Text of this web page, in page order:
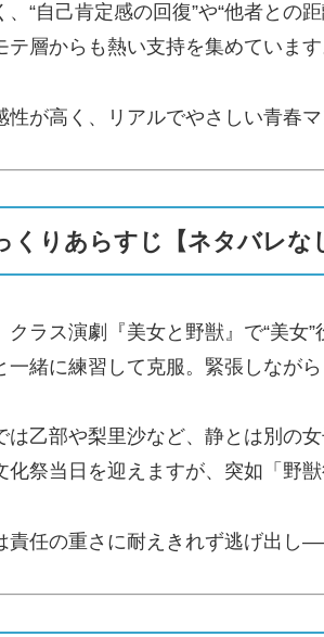
“自己肯定感の回復”や“他者との
層からも熱い支持を集めています
が高く、リアルでやさしい青春マ
くりあらすじ【ネタバレな
クラス演劇『美女と野獣』で“美女
緒に練習して克服。緊張しなが
乙部や梨里沙など、静とは別の
祭当日を迎えますが、突如「野
責任の重さに耐えきれず逃げ出し